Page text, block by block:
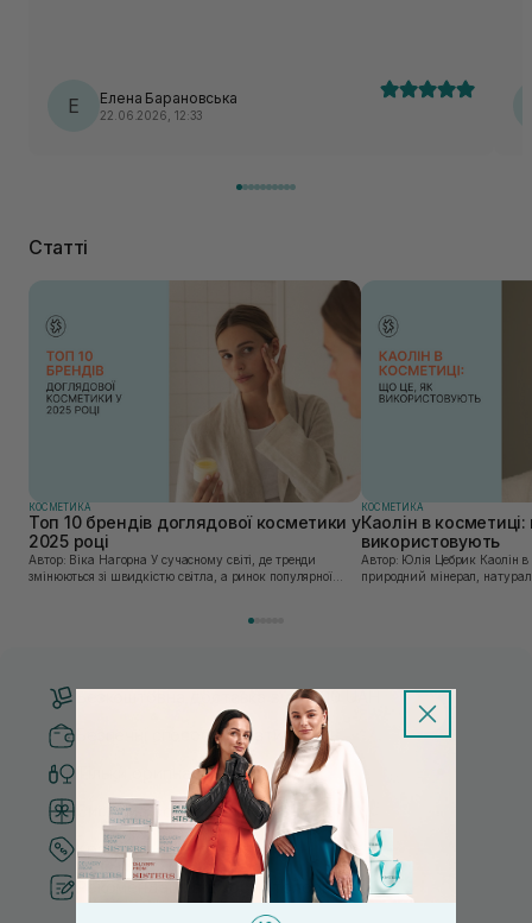
вмивання. Враховуючи всі позивні сторони взяла одразу 2
шт, коли була спеціальна пропозиція. 💓🥰
Е Елена Барановська
22.06.2026, 12:33
Статті
КОСМЕТИКА
Топ 10 брендів доглядової косметики у
2025 році
Автор: Віка Нагорна У сучасному світі, де тренди
змінюються зі швидкістю світла, а ринок популярної
КОСМЕТИКА
Каолін в
використовують
Автор: Юлія Цебрик Каолін в косметології – це
природний мінерал,
Безкоштовна доставка від 3000 UAH
Безпечні способи оплати
Тільки оригінальна косметика
Система бонусів та лояльності
Кращі ціни та топ товари
Рекомендації від косметологів